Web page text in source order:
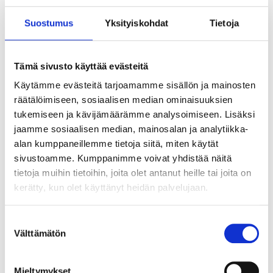
Suostumus Yksityiskohdat Tietoja
Tämä sivusto käyttää evästeitä
Käytämme evästeitä tarjoamamme sisällön ja mainosten
räätälöimiseen, sosiaalisen median ominaisuuksien
tukemiseen ja kävijämäärämme analysoimiseen. Lisäksi
jaamme sosiaalisen median, mainosalan ja analytiikka-
alan kumppaneillemme tietoja siitä, miten käytät
sivustoamme. Kumppanimme voivat yhdistää näitä
tietoja muihin tietoihin, joita olet antanut heille tai joita on
kerätty, kun olet käyttänyt heidän palvelujaan.
valinta
Välttämätön
Mieltymykset
female connector.
Remember to purchase a 3-pin DT3 relay cable set for
Technical specifications
Voltage
12/24 V DC
Power
48 W
Distance
492 m (1 lux)
Luminosity
6800 lm (Theoretical)